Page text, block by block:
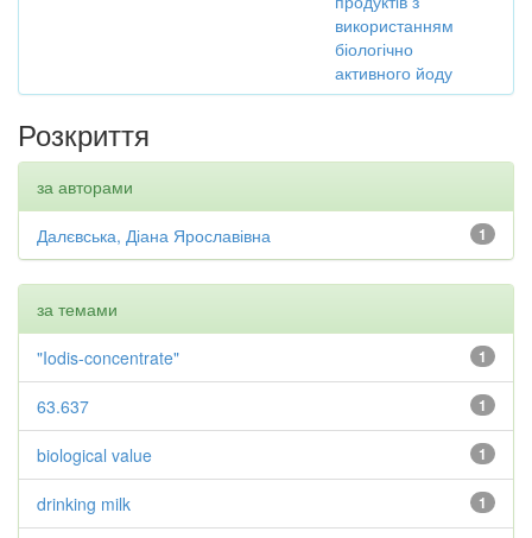
використанням
біологічно
активного йоду
Розкриття
за авторами
1
Далєвська, Діана Ярославівна
за темами
1
"Iodis-concentrate"
1
63.637
1
biological value
1
drinking milk